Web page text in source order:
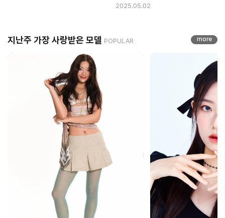
2025.05.02
지난주 가장 사랑받은 모델 POPULAR more